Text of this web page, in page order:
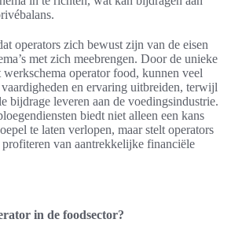
operators zich bewust zijn van de eisen
met zich meebrengen. Door de unieke
operator food, kunnen veel
en ervaring uitbreiden, terwijl
bijdrage leveren aan de voedingsindustrie.
biedt niet alleen een kans
te laten verlopen, maar stelt operators
van aantrekkelijke financiële
in de foodsector?